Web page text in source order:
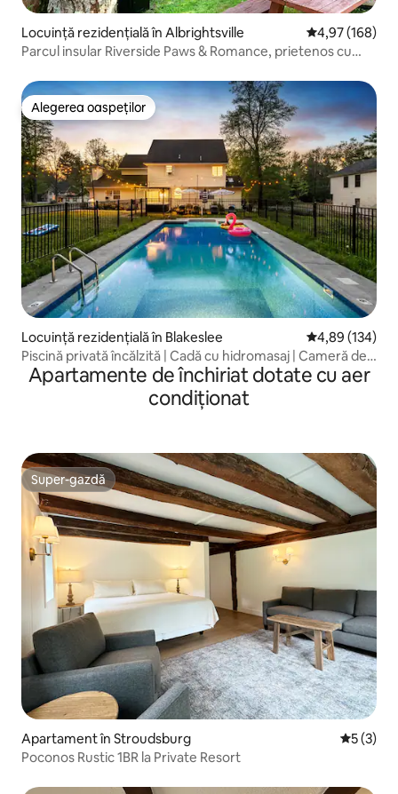
Locuință rezidențială în Albrightsville Scor mediu de
4,97 (168)
Parcul insular Riverside Paws & Romance, prietenos cu
Alegerea oaspeților
Alegerea oaspeților
Locuință rezidențială în Blakeslee Scor mediu de
4,89 (134)
Piscină privată încălzită | Cadă cu hidromasaj | Cameră de
jocuri
Apartamente de închiriat dotate cu aer
condiționat
Super-gazdă
Super-gazdă
Apartament în Stroudsburg Scor
5 (3)
Poconos Rustic 1BR la Private Resort